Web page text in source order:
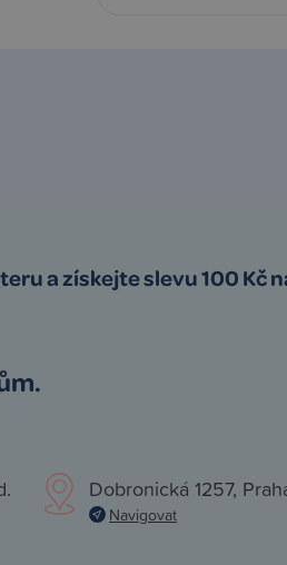
a získejte slevu 100 Kč
Dobronická 1257,
Navigovat